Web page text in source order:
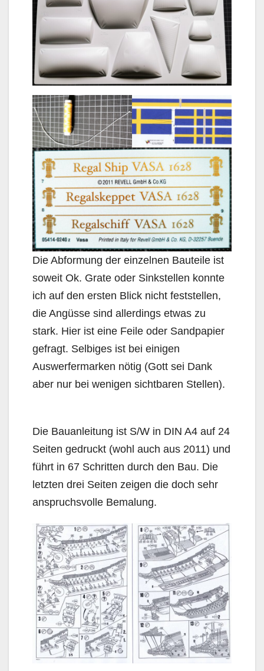
Die Abformung der einzelnen Bauteile ist
soweit Ok. Grate oder Sinkstellen konnte
ich auf den ersten Blick nicht feststellen,
die Angüsse sind allerdings etwas zu
stark. Hier ist eine Feile oder Sandpapier
gefragt. Selbiges ist bei einigen
Auswerfermarken nötig (Gott sei Dank
aber nur bei wenigen sichtbaren Stellen).
Die Bauanleitung ist S/W in DIN A4 auf 24
Seiten gedruckt (wohl auch aus 2011) und
führt in 67 Schritten durch den Bau. Die
letzten drei Seiten zeigen die doch sehr
anspruchsvolle Bemalung.